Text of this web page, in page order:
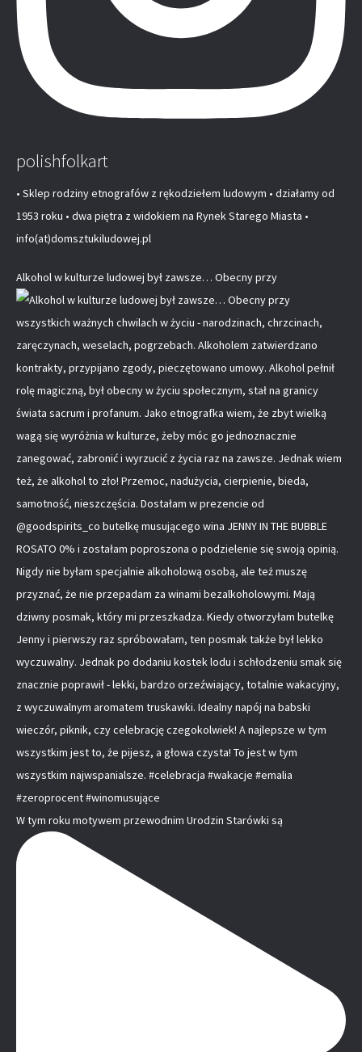
polishfolkart
• Sklep rodziny etnografów z rękodziełem ludowym • działamy od
1953 roku • dwa piętra z widokiem na Rynek Starego Miasta •
info(at)domsztukiludowej.pl
Alkohol w kulturze ludowej był zawsze… Obecny przy
W tym roku motywem przewodnim Urodzin Starówki są